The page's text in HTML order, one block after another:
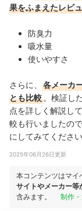
果をふまえたレビ
防臭力
吸水量
使いやすさ
さらに、
各メーカ
とも比較 。検証し
点を詳しく解説し
較も行いましたの
にしてみてください
2025年06月26日更新
本コンテンツはマイ
サイトやメーカー等
含みます。
制作